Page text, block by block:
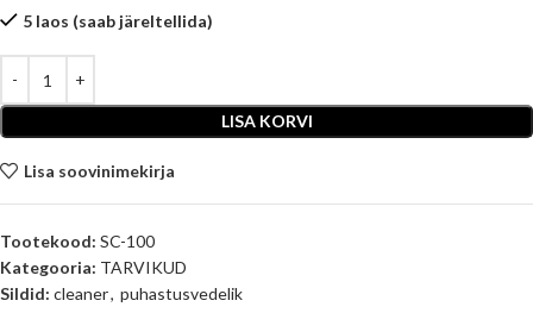
5 laos (saab järeltellida)
LISA KORVI
Lisa soovinimekirja
Tootekood: SC-100
Kategooria: TARVIKUD
Sildid: cleaner, puhastusvedelik